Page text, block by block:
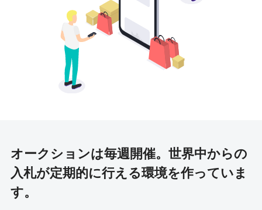
オークションは毎週開催。 世界中からの
入札が定期的に行える環境を作っていま
す。